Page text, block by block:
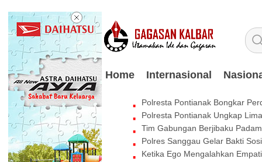
Home Internasional
Polresta Pontianak Bongkar
Polresta Pontianak Ungkap
Tim Gabungan Berjibaku
Polres Sanggau Gelar Bakti
Ketika Ego Mengalahkan